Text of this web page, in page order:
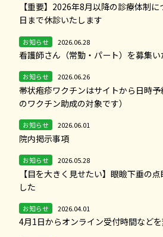
【重要】2026年8月以降の診療体制
日まで休診いたします
お知らせ 2026.06.28
看護師さん（常勤・パート）を募集い
お知らせ 2026.06.26
帯状疱疹ワクチンはサイトから日時
のワクチン助成の対象です）
お知らせ 2026.06.01
院内掲示事項
お知らせ 2026.05.28
【目を大きく見せたい】眼瞼下垂の
した
お知らせ 2026.04.01
4月1日からオンライン受付時間など